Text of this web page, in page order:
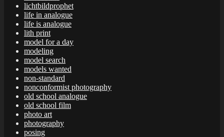
lichtbildprophet
life in analogue
life is analogue
lith print
model for a day
modeling
model search
models wanted
non-standard
nonconformist photography
old school analogue
old school film
photo art
photography
posing